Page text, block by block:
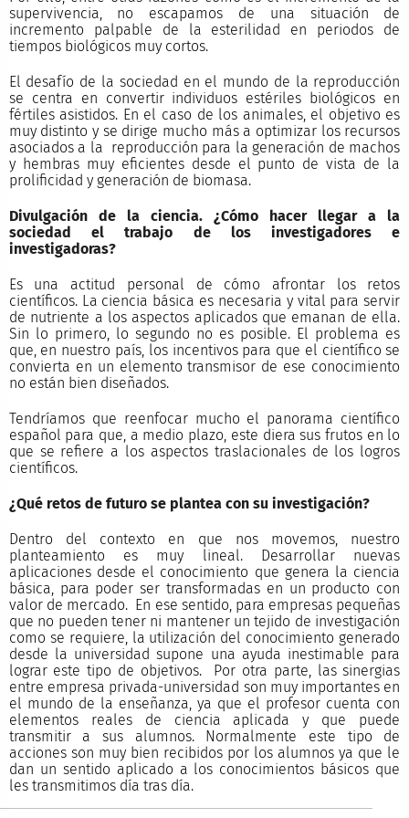
supervivencia, no escapamos de una situación de
incremento palpable de la esterilidad en periodos de
tiempos biológicos muy cortos.
El desafío de la sociedad en el mundo de la reproducción
se centra en convertir individuos estériles biológicos en
fértiles asistidos. En el caso de los animales, el objetivo es
muy distinto y se dirige mucho más a optimizar los recursos
asociados a la reproducción para la generación de machos
y hembras muy eficientes desde el punto de vista de la
prolificidad y generación de biomasa.
Divulgación de la ciencia. ¿Cómo hacer llegar a la
sociedad el trabajo de los investigadores e
investigadoras?
Es una actitud personal de cómo afrontar los retos
científicos. La ciencia básica es necesaria y vital para servir
de nutriente a los aspectos aplicados que emanan de ella.
Sin lo primero, lo segundo no es posible. El problema es
que, en nuestro país, los incentivos para que el científico se
convierta en un elemento transmisor de ese conocimiento
no están bien diseñados.
Tendríamos que reenfocar mucho el panorama científico
español para que, a medio plazo, este diera sus frutos en lo
que se refiere a los aspectos traslacionales de los logros
científicos.
¿Qué retos de futuro se plantea con su investigación?
Dentro del contexto en que nos movemos, nuestro
planteamiento es muy lineal. Desarrollar nuevas
aplicaciones desde el conocimiento que genera la ciencia
básica, para poder ser transformadas en un producto con
valor de mercado. En ese sentido, para empresas pequeñas
que no pueden tener ni mantener un tejido de investigación
como se requiere, la utilización del conocimiento generado
desde la universidad supone una ayuda inestimable para
lograr este tipo de objetivos. Por otra parte, las sinergias
entre empresa privada-universidad son muy importantes en
el mundo de la enseñanza, ya que el profesor cuenta con
elementos reales de ciencia aplicada y que puede
transmitir a sus alumnos. Normalmente este tipo de
acciones son muy bien recibidos por los alumnos ya que le
dan un sentido aplicado a los conocimientos básicos que
les transmitimos día tras día.